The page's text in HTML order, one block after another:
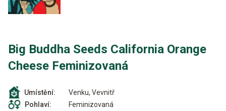
Big Buddha Seeds California Orange
Cheese Feminizovaná
Umístění:
Venku, Vevnitř
Pohlaví:
Feminizovaná